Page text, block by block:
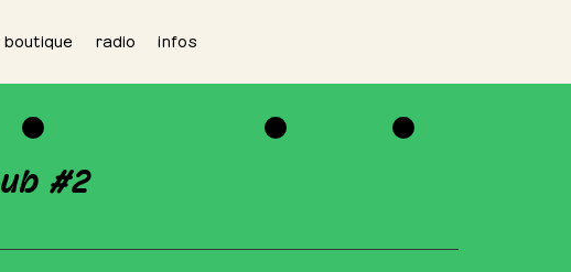
boutique radio infos
#2